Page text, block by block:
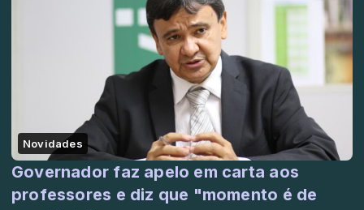
Novidades
Governador faz apelo em carta aos
professores e diz que "momento é de